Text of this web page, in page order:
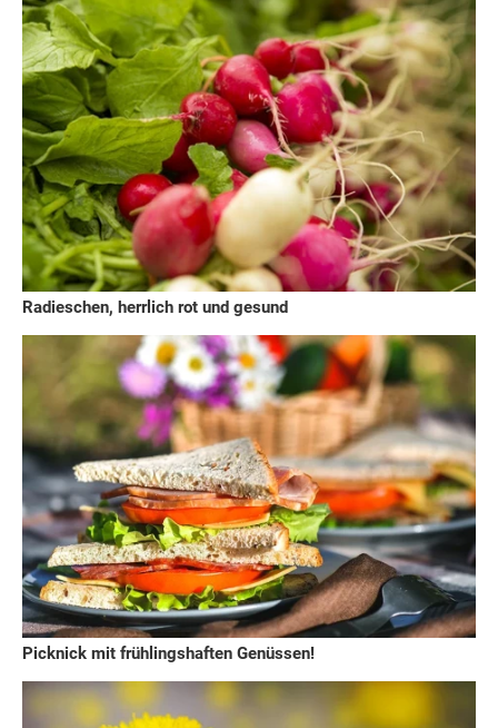
Radieschen, herrlich rot und gesund
Picknick mit frühlingshaften Genüssen!